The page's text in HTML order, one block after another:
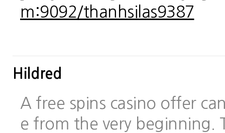
m:9092/thanhsilas9387
Hildred
A free spins casino offer
e from the very beginning.